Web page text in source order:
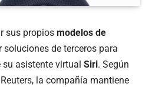
sus propios modelos de
soluciones de terceros para
asistente virtual Siri. Según
la compañía mantiene